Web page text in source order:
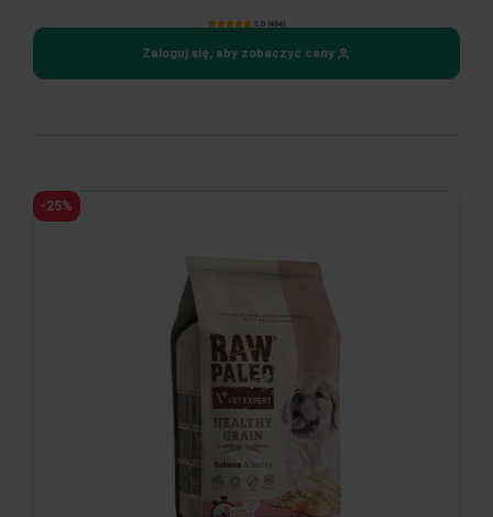
5.0 (494)
Zaloguj się, aby zobaczyć ceny
-25%